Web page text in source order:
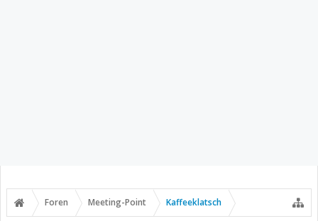
Foren Meeting-Point Kaffeeklatsch